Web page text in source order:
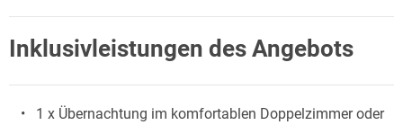
Inklusivleistungen des Angebots
1 x Übernachtung im komfortablen Doppelzimmer oder